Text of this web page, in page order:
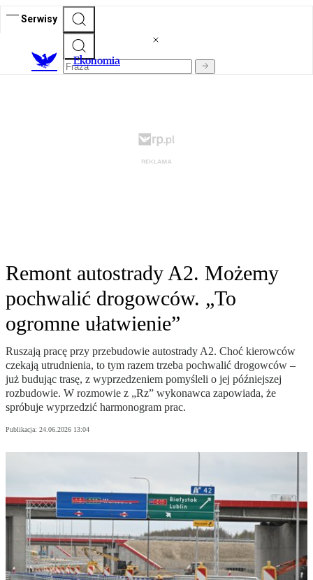
Serwisy
Ekonomia
Remont autostrady A2. Możemy
pochwalić drogowców. „To
ogromne ułatwienie”
Ruszają pracę przy przebudowie autostrady A2. Choć kierowców
czekają utrudnienia, to tym razem trzeba pochwalić drogowców –
już budując trasę, z wyprzedzeniem pomyśleli o jej późniejszej
rozbudowie. W rozmowie z „Rz” wykonawca zapowiada, że
spróbuje wyprzedzić harmonogram prac.
Publikacja: 24.06.2026 13:04